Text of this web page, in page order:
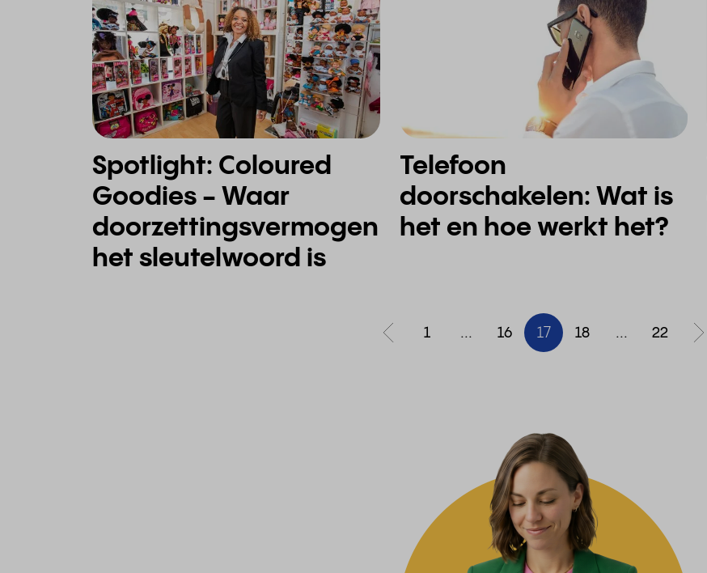
Spotlight: Coloured
Goodies - Waar
doorzettingsvermogen
het sleutelwoord is
Telefoon
doorschakelen: Wat is
het en hoe werkt het?
1 ... 16 17 18 ... 22